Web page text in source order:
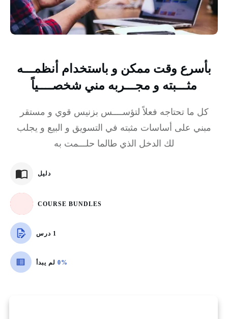
بأسرع وقت ممكن و باستخدام أنظمـــه
مثـــبته و مجـــربه مني شخصــــياً
كل ما تحتاجه فعلاً لتؤســــس بزنيس قوي و مستقر
مبني على أساسات مثبته في التسويق و البيع و يجلب
لك الدخل الذي طالما حلـــمت به
دليل
COURSE BUNDLES
1 درس
0% لم يبدأ